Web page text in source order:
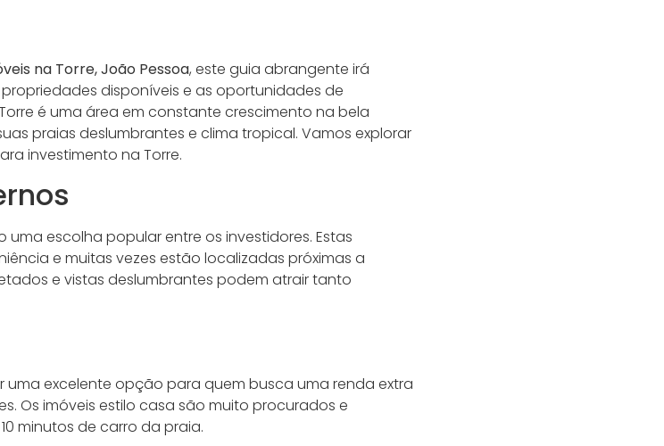
na Torre, João Pessoa, este guia abrangente irá
disponíveis e as oportunidades de
é uma área em constante crescimento na bela
praias deslumbrantes e clima tropical. Vamos explorar
investimento na Torre.
uma escolha popular entre os investidores. Estas
e muitas vezes estão localizadas próximas a
e vistas deslumbrantes podem atrair tanto
uma excelente opção para quem busca uma renda extra
Os imóveis estilo casa são muito procurados e
minutos de carro da praia.